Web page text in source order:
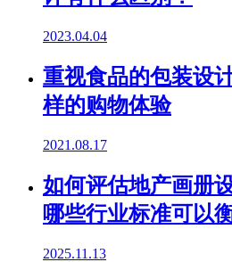
2023.04.04
重视食品的包装设
样的购物体验
2021.08.17
如何评估地产画册
哪些行业标准可以
2025.11.13